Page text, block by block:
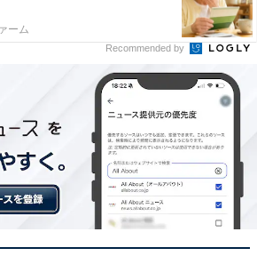
this post on Instagram
ーム
Recommended by